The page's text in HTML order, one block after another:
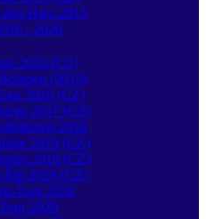
Harz 2015
- 2020
2016 (CZ)
(2016)
2016 (CZ)
2017 (CZ)
2018
2019 (CZ)
2019 (CZ)
Říp 2019 (CZ)
Tour 2020
2020